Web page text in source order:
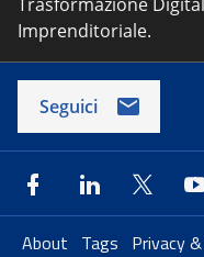
Imprenditoriale.
Seguici
About Tags Privacy